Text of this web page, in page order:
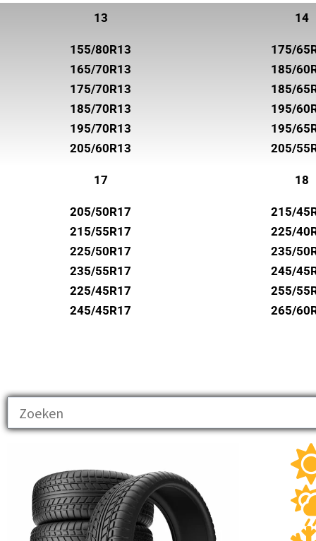
SUNNY
SUPERIA TIRES
SYRON
TOYO
TRELLEBORG
UNIROYAL
VREDESTEIN
WANLI
WESTLAKE
13
155/80R13
165/70R13
175/70R13
185/70R13
195/70R13
205/60R13
14
175/
185/
185/
195/
195/
205/
17
205/50R17
215/55R17
225/50R17
235/55R17
225/45R17
245/45R17
18
215/
225/
235/
245/
255/
265/